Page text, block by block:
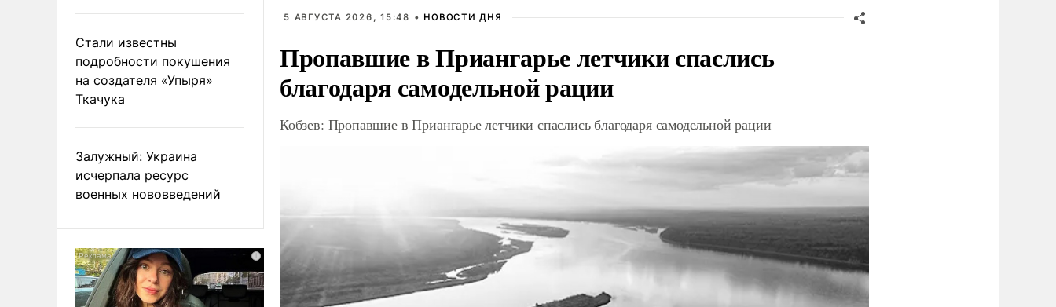
Стали известны
подробности покушения
на создателя «Упыря»
Ткачука
Залужный: Украина
исчерпала ресурс
военных нововведений
5 АВГУСТА 2026, 15:48 • НОВОСТИ ДНЯ
Пропавшие в Приангарье летчики спаслись
благодаря самодельной рации
Кобзев: Пропавшие в Приангарье летчики спаслись благодаря самодельной рации